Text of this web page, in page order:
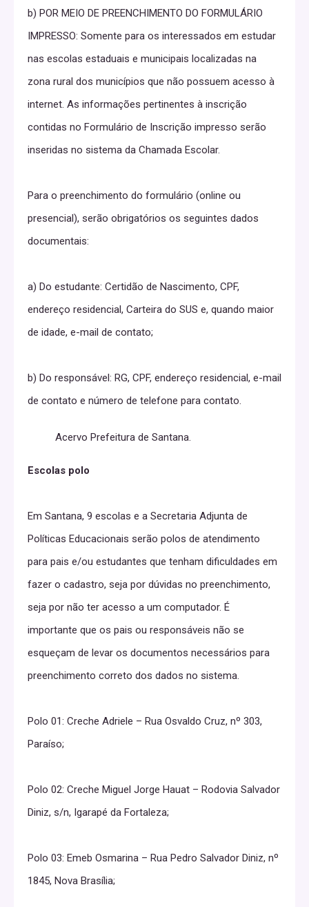
b) POR MEIO DE PREENCHIMENTO DO FORMULÁRIO
IMPRESSO: Somente para os interessados em estudar
nas escolas estaduais e municipais localizadas na
zona rural dos municípios que não possuem acesso à
internet. As informações pertinentes à inscrição
contidas no Formulário de Inscrição impresso serão
inseridas no sistema da Chamada Escolar.
Para o preenchimento do formulário (online ou
presencial), serão obrigatórios os seguintes dados
documentais:
a) Do estudante: Certidão de Nascimento, CPF,
endereço residencial, Carteira do SUS e, quando maior
de idade, e-mail de contato;
b) Do responsável: RG, CPF, endereço residencial, e-mail
de contato e número de telefone para contato.
Acervo Prefeitura de Santana.
Escolas polo
Em Santana, 9 escolas e a Secretaria Adjunta de
Políticas Educacionais serão polos de atendimento
para pais e/ou estudantes que tenham dificuldades em
fazer o cadastro, seja por dúvidas no preenchimento,
seja por não ter acesso a um computador. É
importante que os pais ou responsáveis não se
esqueçam de levar os documentos necessários para
preenchimento correto dos dados no sistema.
Polo 01: Creche Adriele – Rua Osvaldo Cruz, nº 303,
Paraíso;
Polo 02: Creche Miguel Jorge Hauat – Rodovia Salvador
Diniz, s/n, Igarapé da Fortaleza;
Polo 03: Emeb Osmarina – Rua Pedro Salvador Diniz, nº
1845, Nova Brasília;